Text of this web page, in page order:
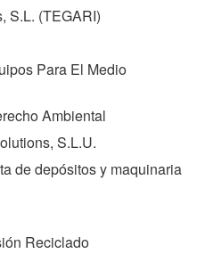
S.L. (TEGARI)
Para El Medio
Ambiental
S.L.U.
de depósitos y maquinaria
Reciclado